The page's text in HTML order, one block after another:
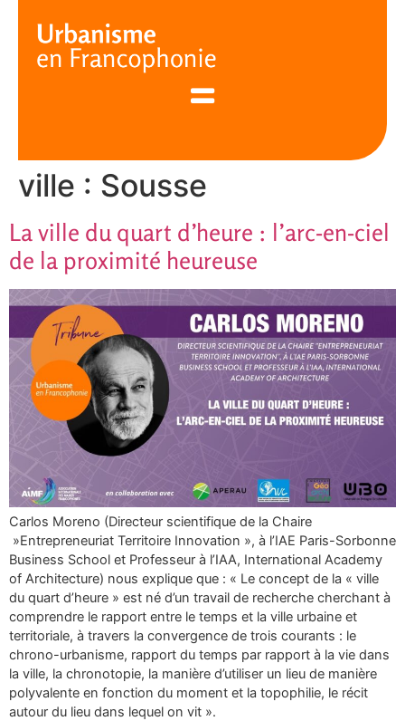
ville : Sousse
La ville du quart d’heure : l’arc-en-ciel
de la proximité heureuse
Carlos Moreno (Directeur scientifique de la Chaire
»Entrepreneuriat Territoire Innovation », à l’IAE Paris-Sorbonne
Business School et Professeur à l’IAA, International Academy
of Architecture) nous explique que : « Le concept de la « ville
du quart d’heure » est né d’un travail de recherche cherchant à
comprendre le rapport entre le temps et la ville urbaine et
territoriale, à travers la convergence de trois courants : le
chrono-urbanisme, rapport du temps par rapport à la vie dans
la ville, la chronotopie, la manière d’utiliser un lieu de manière
polyvalente en fonction du moment et la topophilie, le récit
autour du lieu dans lequel on vit ».